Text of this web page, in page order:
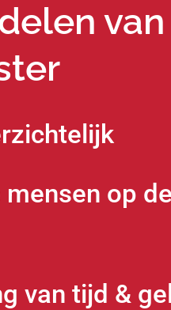
van
mensen op
van tijd &